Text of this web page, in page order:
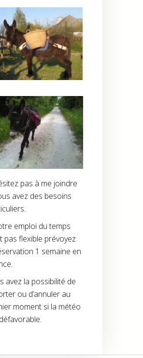
pas à me joindre
avez des besoins
emploi du temps
pas flexible prévoyez
1 semaine en
avez la possibilité de
ou d’annuler au
moment si la météo